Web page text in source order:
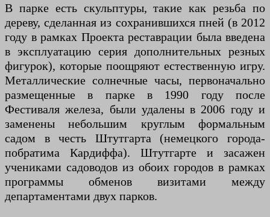
В парке есть скульптуры, такие как резьба по
дереву, сделанная из сохранившихся пней (в 2012
году в рамках Проекта реставрации была введена
в эксплуатацию серия дополнительных резных
фигурок), которые поощряют естественную игру.
Металлические солнечные часы, первоначально
размещенные в парке в 1990 году после
Фестиваля железа, были удалены в 2006 году и
заменены небольшим круглым формальным
садом в честь Штутгарта (немецкого города-
побратима Кардиффа). Штутгарте и засажен
учениками садоводов из обоих городов в рамках
программы обменов визитами между
департаментами двух парков.